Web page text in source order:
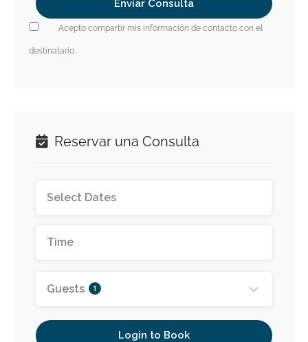
Acepto compartir mis información de contacto con el
destinatario.
Reservar una Consulta
Guests 1
Login to Book